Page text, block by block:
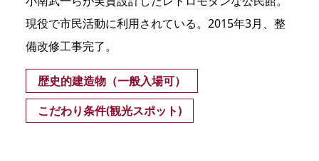
現役で市民活動に利用されている。2015年3月、整
備改修工事完了。
歴史的建造物（一般入場可）
こだわり条件(観光スポット)